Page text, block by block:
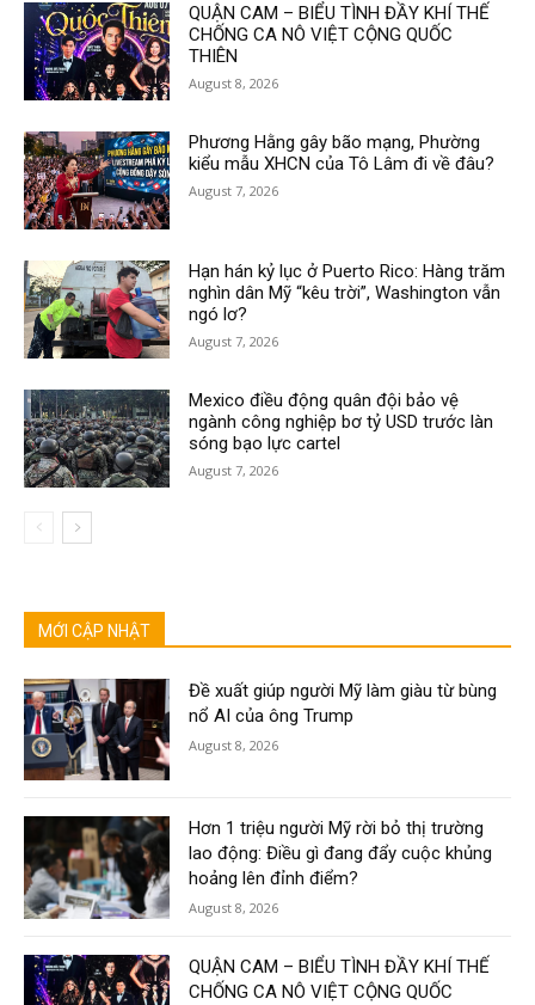
QUẬN CAM – BIỂU TÌNH ĐẦY KHÍ THẾ
CHỐNG CA NÔ VIỆT CỘNG QUỐC
THIÊN
August 8, 2026
Phương Hằng gây bão mạng, Phường
kiểu mẫu XHCN của Tô Lâm đi về đâu?
August 7, 2026
Hạn hán kỷ lục ở Puerto Rico: Hàng trăm
nghìn dân Mỹ “kêu trời”, Washington vẫn
ngó lơ?
August 7, 2026
Mexico điều động quân đội bảo vệ
ngành công nghiệp bơ tỷ USD trước làn
sóng bạo lực cartel
August 7, 2026
MỚI CẬP NHẬT
Đề xuất giúp người Mỹ làm giàu từ bùng
nổ AI của ông Trump
August 8, 2026
Hơn 1 triệu người Mỹ rời bỏ thị trường
lao động: Điều gì đang đẩy cuộc khủng
hoảng lên đỉnh điểm?
August 8, 2026
QUẬN CAM – BIỂU TÌNH ĐẦY KHÍ THẾ
CHỐNG CA NÔ VIỆT CỘNG QUỐC